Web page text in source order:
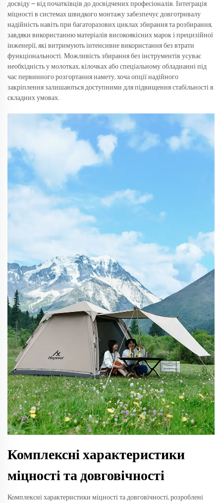
досвіду — від початківців до досвідчених професіоналів. Інтеграція
міцності в системах швидкого монтажу забезпечує довготривалу
надійність навіть при багаторазових циклах збирання та розбирання,
завдяки використанню матеріалів високоякісних марок і прецизійної
інженерії, які витримують інтенсивне використання без втрати
функціональності. Можливість збирання без інструментів усуває
необхідність у молотках, кілочках або спеціальному обладнанні під
час первинного розгортання намету, хоча опції надійного
закріплення залишаються доступними для підвищення стабільності в
складних умовах.
Комплексні характеристики
міцності та довговічності
Комплексні характеристики міцності та довговічності, розроблені